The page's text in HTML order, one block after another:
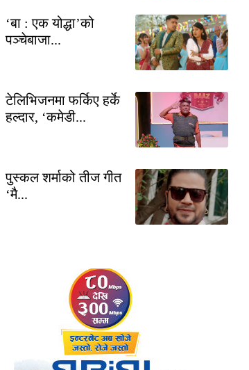
‘बा : एक योद्धा’को
पञ्चेबाजा...
टेलिभिजनमा फर्किए हर्के
हल्दार, ‘कमेडी...
पुस्कल शर्माको तीज गीत
‘मै...